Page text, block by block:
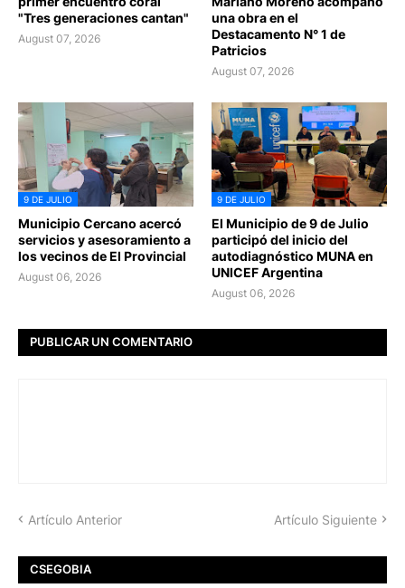
"Tres generaciones cantan"
August 07, 2026
una obra en el
Destacamento N° 1 de
Patricios
August 07, 2026
9 DE JULIO
Municipio Cercano acercó
servicios y asesoramiento a
los vecinos de El Provincial
August 06, 2026
9 DE JULIO
El Municipio de 9 de Julio
participó del inicio del
autodiagnóstico MUNA en
UNICEF Argentina
August 06, 2026
PUBLICAR UN COMENTARIO
Artículo Anterior Artículo Siguiente
CSEGOBIA